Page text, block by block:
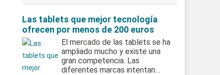
Las tablets que mejor tecnología
ofrecen por menos de 200 euros
El mercado de las tablets se ha
ampliado mucho y existe una
gran competencia. Las
diferentes marcas intentan…